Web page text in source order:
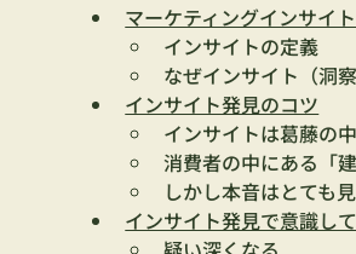
マーケティングインサイ
インサイトの定義
なぜインサイト（洞
インサイト発見のコツ
インサイトは葛藤の
消費者の中にある「
しかし本音はとても
インサイト発見で意識し